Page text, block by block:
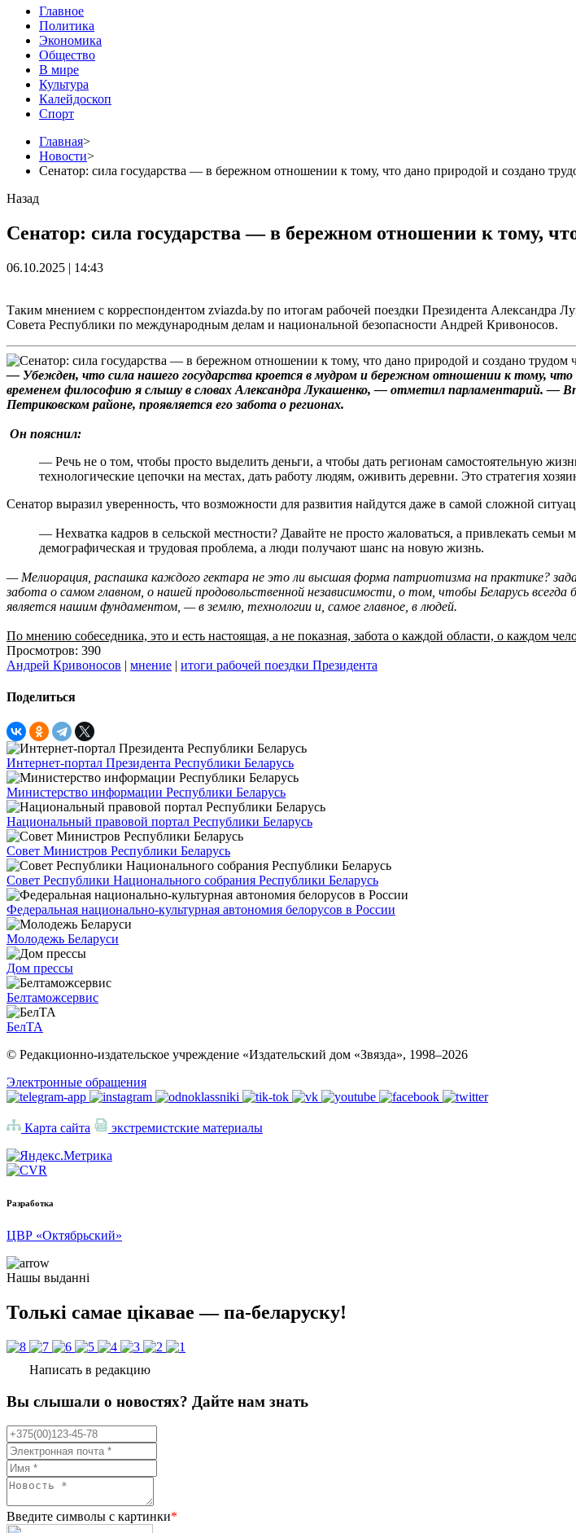
Главное
Политика
Экономика
Общество
В мире
Культура
Калейдоскоп
Спорт
Главная>
Новости>
Сенатор: сила государства — в бережном отношении к тому, что дано природой и создано
Назад
Сенатор: сила государства — в бережном отношении к тому,
06.10.2025 | 14:43
Таким мнением с корреспондентом zviazda.by по итогам рабочей поездки Президента Александра
Совета Республики по международным делам и национальной безопасности Андрей Кривоносов.
— Убежден, что сила нашего государства кроется в мудром и бережном отношении к тому, что
временем философию я слышу в словах Александра Лукашенко, — отметил парламентарий. —
Петриковском районе, проявляется его забота о регионах.
Он пояснил:
— Речь не о том, чтобы просто выделить деньги, а чтобы дать регионам самостоятельную
технологические цепочки на местах, дать работу людям, оживить деревни. Это стратегия
Сенатор выразил уверенность, что возможности для развития найдутся даже в самой сложной
— Нехватка кадров в сельской местности? Давайте не просто жаловаться, а привлекать
демографическая и трудовая проблема, а люди получают шанс на новую жизнь.
— Мелиорация, распашка каждого гектара не это ли высшая форма патриотизма на практике?
забота о самом главном, о нашей продовольственной независимости, о том, чтобы Беларусь
является нашим фундаментом, — в землю, технологии и, самое главное, в людей.
По мнению собеседника, это и есть настоящая, а не показная, забота о каждой области, о каждом
Просмотров: 390
Андрей Кривоносов | мнение | итоги рабочей поездки Президента
Поделиться
Интернет-портал Президента Республики Беларусь
Министерство информации Республики Беларусь
Национальный правовой портал Республики Беларусь
Совет Министров Республики Беларусь
Совет Республики Национального собрания Республики Беларусь
Федеральная национально-культурная автономия белорусов в России
Молодежь Беларуси
Дом прессы
Белтаможсервис
БелТА
© Редакционно-издательское учреждение «Издательский дом «Звязда», 1998–2026
Электронные обращения
Карта сайта экстремистские материалы
Разработка
ЦВР «Октябрьский»
Нашы выданні
Толькі самае цікавае — па-беларуску!
Написать в редакцию
Вы слышали о новостях? Дайте нам знать
Введите символы с картинки*